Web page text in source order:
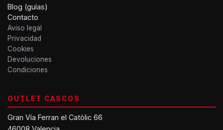
Blog (guías)
Contacto
Aviso legal
Privacidad
Cookies
Devoluciones
Condiciones
OUTLET CASCOS
Gran Vía Ferran el Catòlic 66